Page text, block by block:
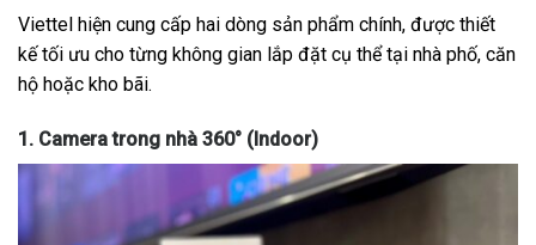
Viettel hiện cung cấp hai dòng sản phẩm chính, được thiết
kế tối ưu cho từng không gian lắp đặt cụ thể tại nhà phố, căn
hộ hoặc kho bãi.
1. Camera trong nhà 360° (Indoor)